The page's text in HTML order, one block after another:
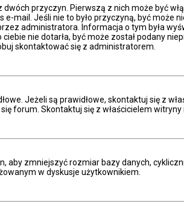
przyczyn. Pierwszą z nich może być
mail. Jeśli nie to było przyczyną, być może
administratora. Informacja o tym była
nie dotarła, być może został podany
skontaktować się z administratorem.
Jeżeli są prawidłowe, skontaktuj się z
forum. Skontaktuj się z właścicielem
zmniejszyć rozmiar bazy danych,
w dyskusje użytkownikiem.